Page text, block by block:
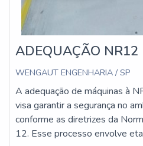
ADEQUAÇÃO NR12
WENGAUT ENGENHARIA / SP
A adequação de máquinas à
visa garantir a segurança no
conforme as diretrizes da
12. Esse processo envolve